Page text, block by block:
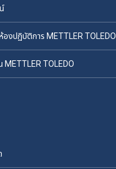
องปฏิบัติการ METTLER TOLEDO
METTLER TOLEDO